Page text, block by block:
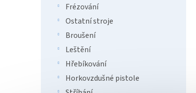
Frézování
Ostatní stroje
Broušení
Leštění
Hřebíkování
Horkovzdušné pistole